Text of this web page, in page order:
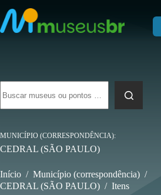
para
o
conteúdo
resultados
MUNICÍPIO (CORRESPONDÊNCIA)
CEDRAL (SÃO PAULO)
Início / Município (correspondência) /
CEDRAL (SÃO PAULO) / Itens